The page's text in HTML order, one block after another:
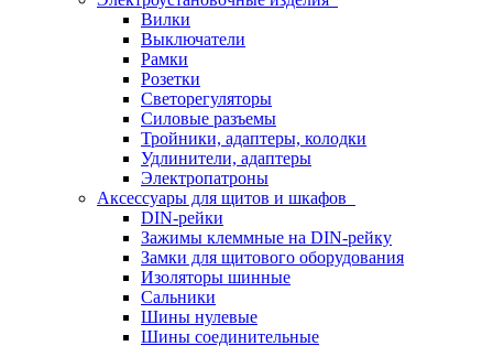
Вилки
Выключатели
Рамки
Розетки
Светорегуляторы
Силовые разъемы
Тройники, адаптеры, колодки
Удлинители, адаптеры
Электропатроны
Аксессуары для щитов и шкафов
DIN-рейки
Зажимы клеммные на DIN-рейку
Замки для щитового оборудования
Изоляторы шинные
Сальники
Шины нулевые
Шины соединительные